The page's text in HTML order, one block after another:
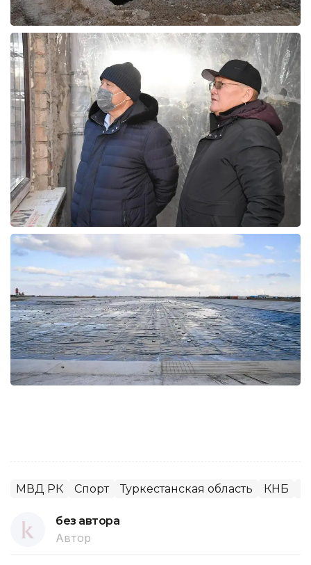
МВД РК Спорт Туркестанская область КНБ
без автора
Автор